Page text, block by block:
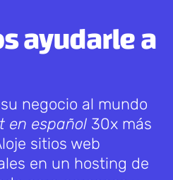
ayudarle a
negocio al mundo
en español 30x más
sitios web
en un hosting de